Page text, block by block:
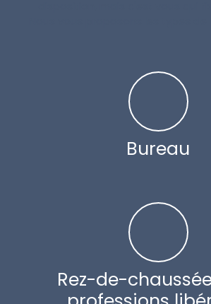
Bureau
Rez-de-